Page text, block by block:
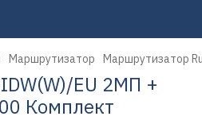
Маршрутизатор Маршрутизатор
EU 2МП +
Комплект